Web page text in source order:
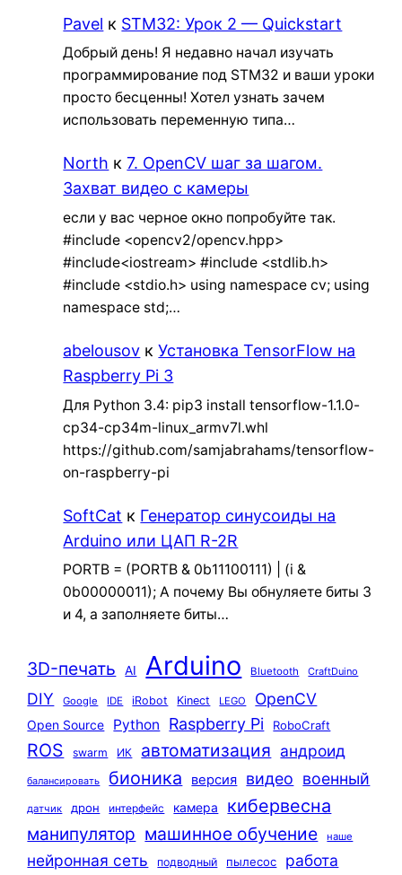
Pavel к STM32: Урок 2 — Quickstart
Добрый день! Я недавно начал изучать
программирование под STM32 и ваши уроки
просто бесценны! Хотел узнать зачем
использовать переменную типа…
North к7. OpenCV шаг за шагом.
Захват видео с камеры
если у вас черное окно попробуйте так.
#include <opencv2/opencv.hpp>
#include<iostream> #include <stdlib.h>
#include <stdio.h> using namespace cv; using
namespace std;…
abelousov кУстановка TensorFlow на
Raspberry Pi 3
Для Python 3.4: pip3 install tensorflow-1.1.0-
cp34-cp34m-linux_armv7l.whl
https://github.com/samjabrahams/tensorflow-
on-raspberry-pi
SoftCat к Генератор синусоиды на
Arduino или ЦАП R-2R
PORTB = (PORTB & 0b11100111) | (i &
0b00000011); А почему Вы обнуляете биты 3
и 4, а заполняете биты…
3D-печать AI Arduino Bluetooth CraftDuino
DIY Google IDE iRobot Kinect LEGO OpenCV
Open Source Python Raspberry Pi RoboCraft
ROS swarm ИК автоматизация андроид
балансировать бионика версия видео военный
датчик дрон интерфейс камера кибервесна
манипулятор машинное обучение наше
нейронная сеть подводный пылесос работа